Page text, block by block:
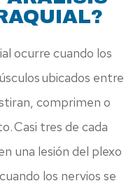
ocurre cuando los
ubicados entre
comprimen o
Casi tres de cada
una lesión del plexo
los nervios se